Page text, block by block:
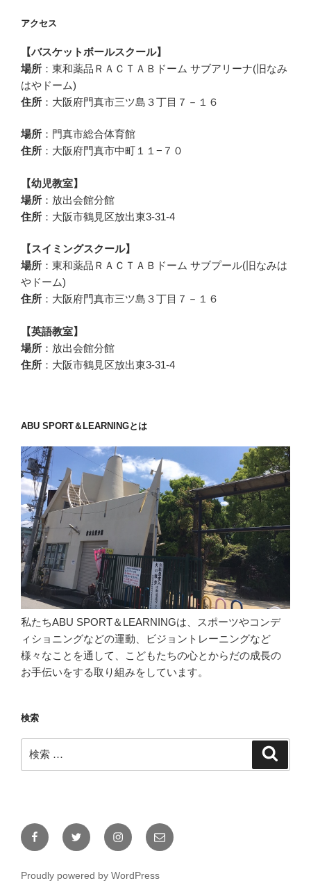
アクセス
【バスケットボールスクール】
場所 ：東和薬品ＲＡＣＴＡＢドーム サブアリーナ(旧なみ
はやドーム)
住所 ：大阪府門真市三ツ島３丁目７－１６
場所 ：門真市総合体育館
住所 ：大阪府門真市中町１１−７０
【幼児教室】
場所 ：放出会館分館
住所 ：大阪市鶴見区放出東3-31-4
【スイミングスクール】
場所 ：東和薬品ＲＡＣＴＡＢドーム サブプール(旧なみは
やドーム)
住所 ：大阪府門真市三ツ島３丁目７－１６
【英語教室】
場所 ：放出会館分館
住所 ：大阪市鶴見区放出東3-31-4
ABU SPORT＆LEARNINGとは
私たちABU SPORT＆LEARNINGは、スポーツやコンデ
ィショニングなどの運動、ビジョントレーニングなど
様々なことを通して、こどもたちの心とからだの成長の
お手伝いをする取り組みをしています。
検索
索:
FacebookTwitter Instagramメ
ー
Proudly powered by WordPress